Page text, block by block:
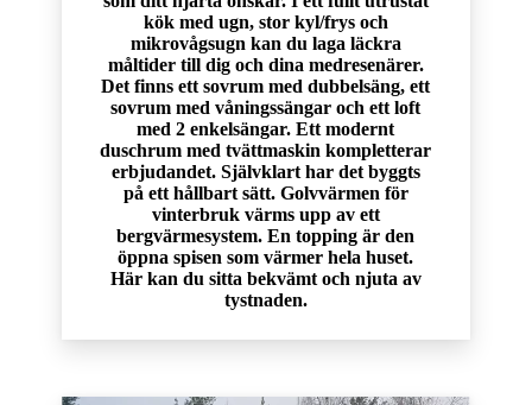
kök med ugn, stor kyl/frys och
mikrovågsugn kan du laga läckra
måltider till dig och dina medresenärer.
Det finns ett sovrum med dubbelsäng, ett
sovrum med våningssängar och ett loft
med 2 enkelsängar. Ett modernt
duschrum med tvättmaskin kompletterar
erbjudandet. Självklart har det byggts
på ett hållbart sätt. Golvvärmen för
vinterbruk värms upp av ett
bergvärmesystem. En topping är den
öppna spisen som värmer hela huset.
Här kan du sitta bekvämt och njuta av
tystnaden.